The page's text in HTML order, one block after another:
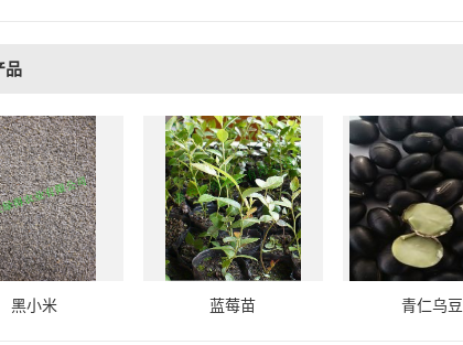
品
黑小米 蓝莓苗 青仁乌豆